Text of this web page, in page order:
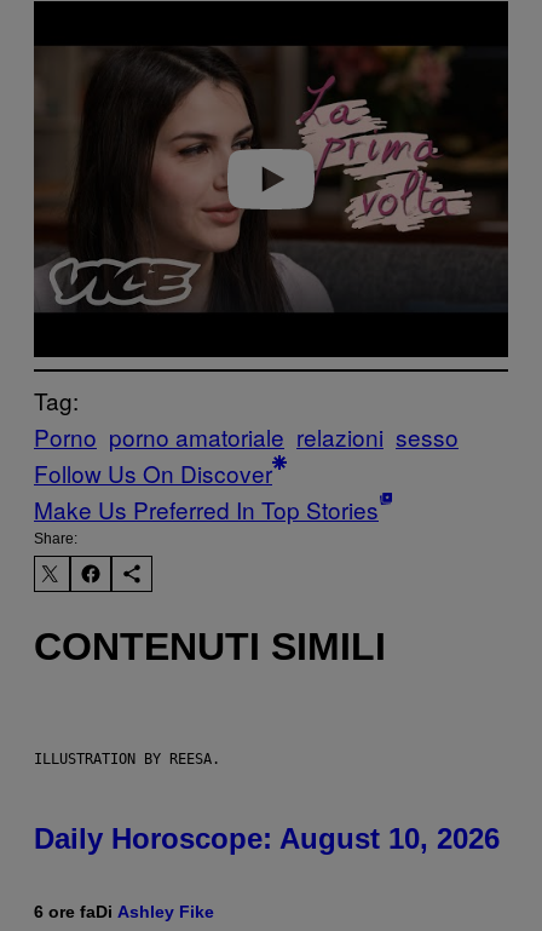
Play video
Tag:
Porno porno amatoriale relazioni sesso
Follow Us On Discover
Make Us Preferred In Top Stories
Share:
CONTENUTI SIMILI
ILLUSTRATION BY REESA.
Daily Horoscope: August 10, 2026
6 ore faDi Ashley Fike